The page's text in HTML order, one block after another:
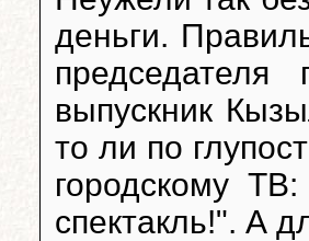
деньги.
выпускник
то ли по
городскому
спектакль!". А